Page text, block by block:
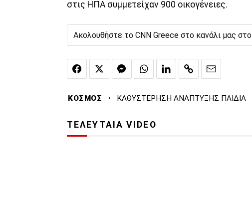
στις ΗΠΑ συμμετείχαν 900 οικογένειες.
Ακολουθήστε το CNN Greece στο κανάλι μας στο
ΚΟΣΜΟΣ · ΚΑΘΥΣΤΕΡΗΣΗ ΑΝΑΠΤΥΞΗΣ ΠΑΙΔΙΑ
ΤΕΛΕΥΤΑΙΑ VIDEO